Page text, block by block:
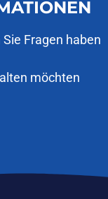
Fragen haben
möchten